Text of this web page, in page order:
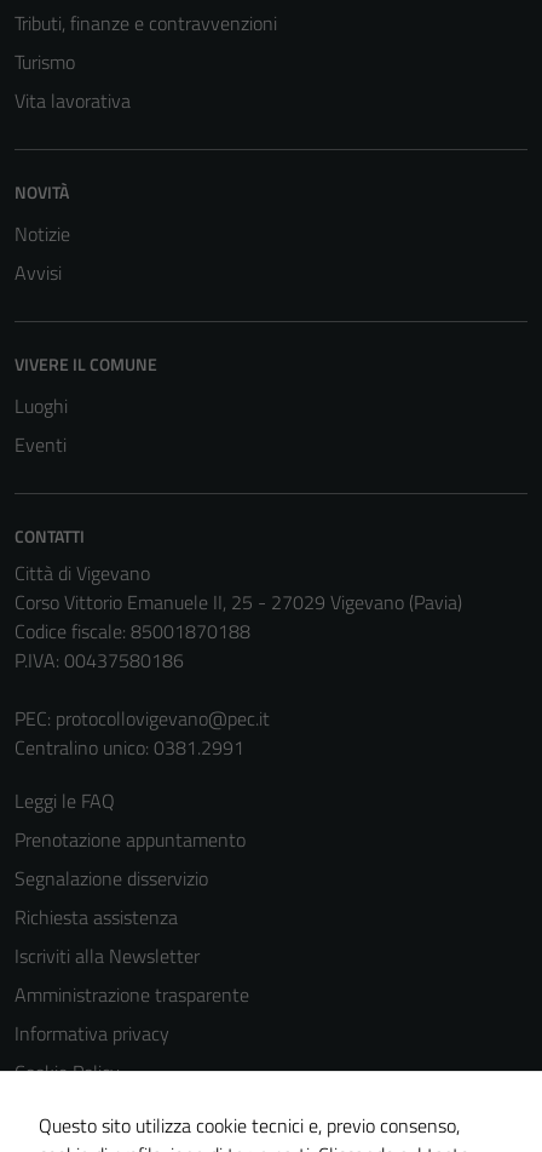
Tributi, finanze e contravvenzioni
Turismo
Vita lavorativa
NOVITÀ
Notizie
Avvisi
VIVERE IL COMUNE
Luoghi
Eventi
CONTATTI
Città di Vigevano
Corso Vittorio Emanuele II, 25 - 27029 Vigevano (Pavia)
Codice fiscale: 85001870188
P.IVA: 00437580186
PEC: protocollovigevano@pec.it
Centralino unico: 0381.2991
Leggi le FAQ
Prenotazione appuntamento
Segnalazione disservizio
Richiesta assistenza
Iscriviti alla Newsletter
Amministrazione trasparente
Informativa privacy
Cookie Policy
Questo sito utilizza cookie tecnici e, previo consenso,